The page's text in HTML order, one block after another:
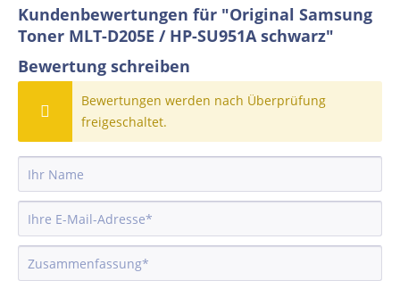
Kundenbewertungen für "Original Samsung
Toner MLT-D205E / HP-SU951A schwarz"
Bewertung schreiben
Bewertungen werden nach Überprüfung
freigeschaltet.